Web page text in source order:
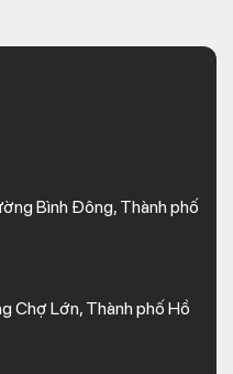
Bình Đông, Thành phố
Chợ Lớn, Thành phố Hồ